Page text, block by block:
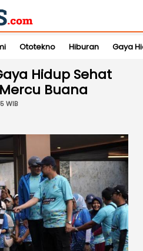
Ototekno Hiburan Gaya
Hidup Sehat
Buana
WIB